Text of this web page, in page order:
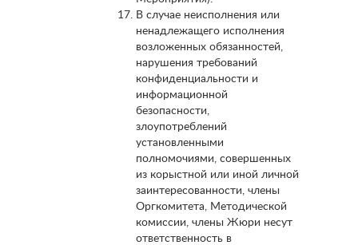
В случае неисполнения или
ненадлежащего исполнения
возложенных обязанностей,
нарушения требований
конфиденциальности и
информационной
безопасности,
злоупотреблений
установленными
полномочиями, совершенных
из корыстной или иной личной
заинтересованности, члены
Оргкомитета, Методической
комиссии, члены Жюри несут
ответственность в